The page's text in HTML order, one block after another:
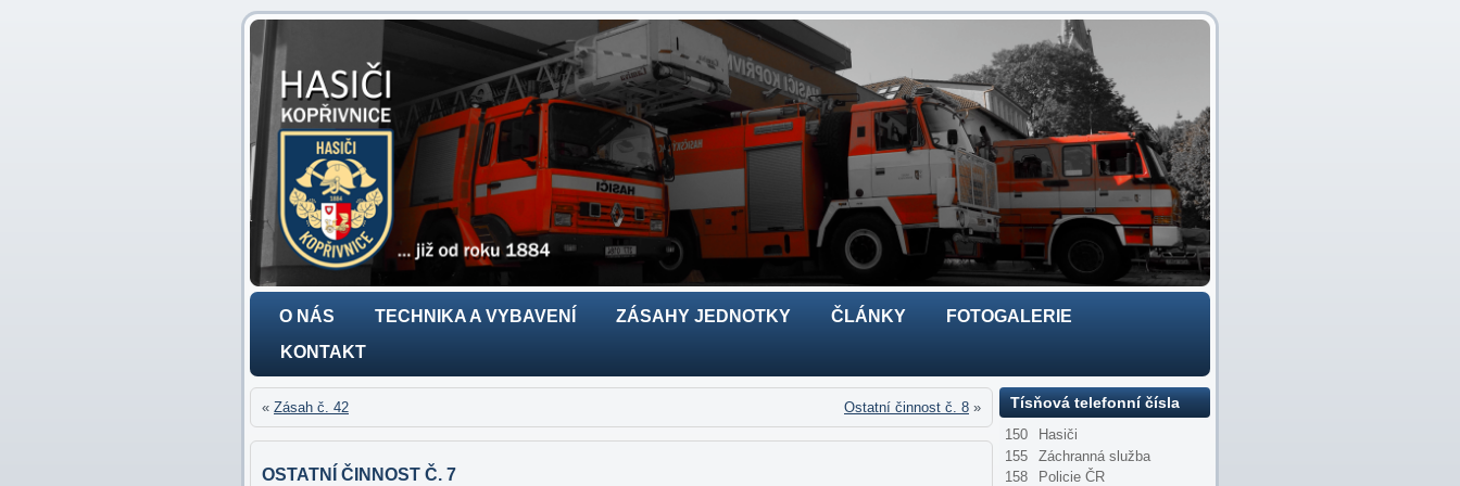
O NÁS TECHNIKA A VYBAVENÍ ZÁSAHY JEDNOTKY ČLÁNKY
FOTOGALERIE
KONTAKT
« Zásah č. 42 Ostatní činnost č. 8 »
OSTATNÍ ČINNOST Č. 7
Tísňová telefonní čísla
150
Hasiči
155
Záchranná služba
158
Policie ČR